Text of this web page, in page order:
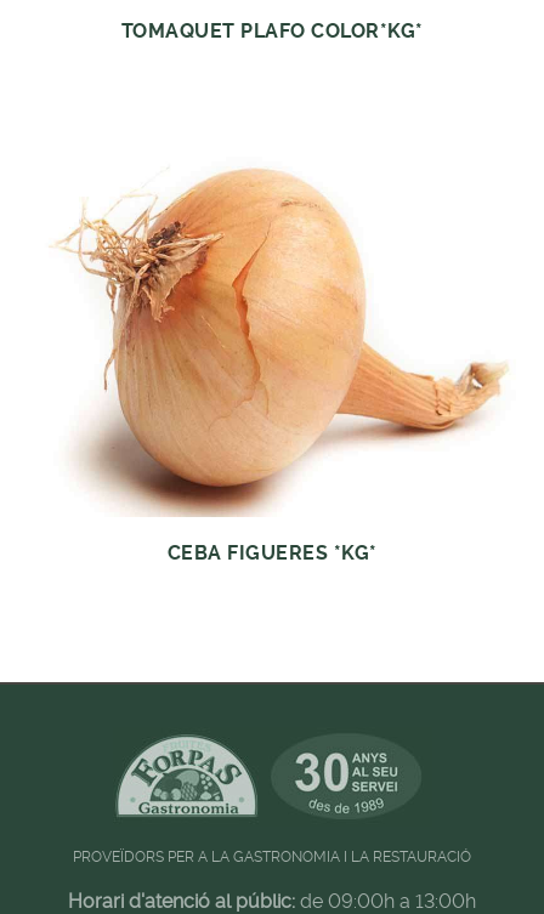
TOMAQUET PLAFO COLOR*KG*
CEBA FIGUERES *KG*
PROVEÏDORS PER A LA GASTRONOMIA I LA RESTAURACIÓ
Horari d'atenció al públic: de 09:00h a 13:00h